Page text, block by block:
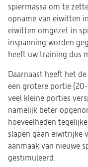
spiermassa om te
opname van eiwitten
eiwitten omgezet in
inspanning worden
heeft uw training dus
Daarnaast heeft het
een grotere portie
veel kleine porties
namelijk beter
hoeveelheden
slapen gaan eiwitrijke
aanmaak van nieuwe
gestimuleerd.